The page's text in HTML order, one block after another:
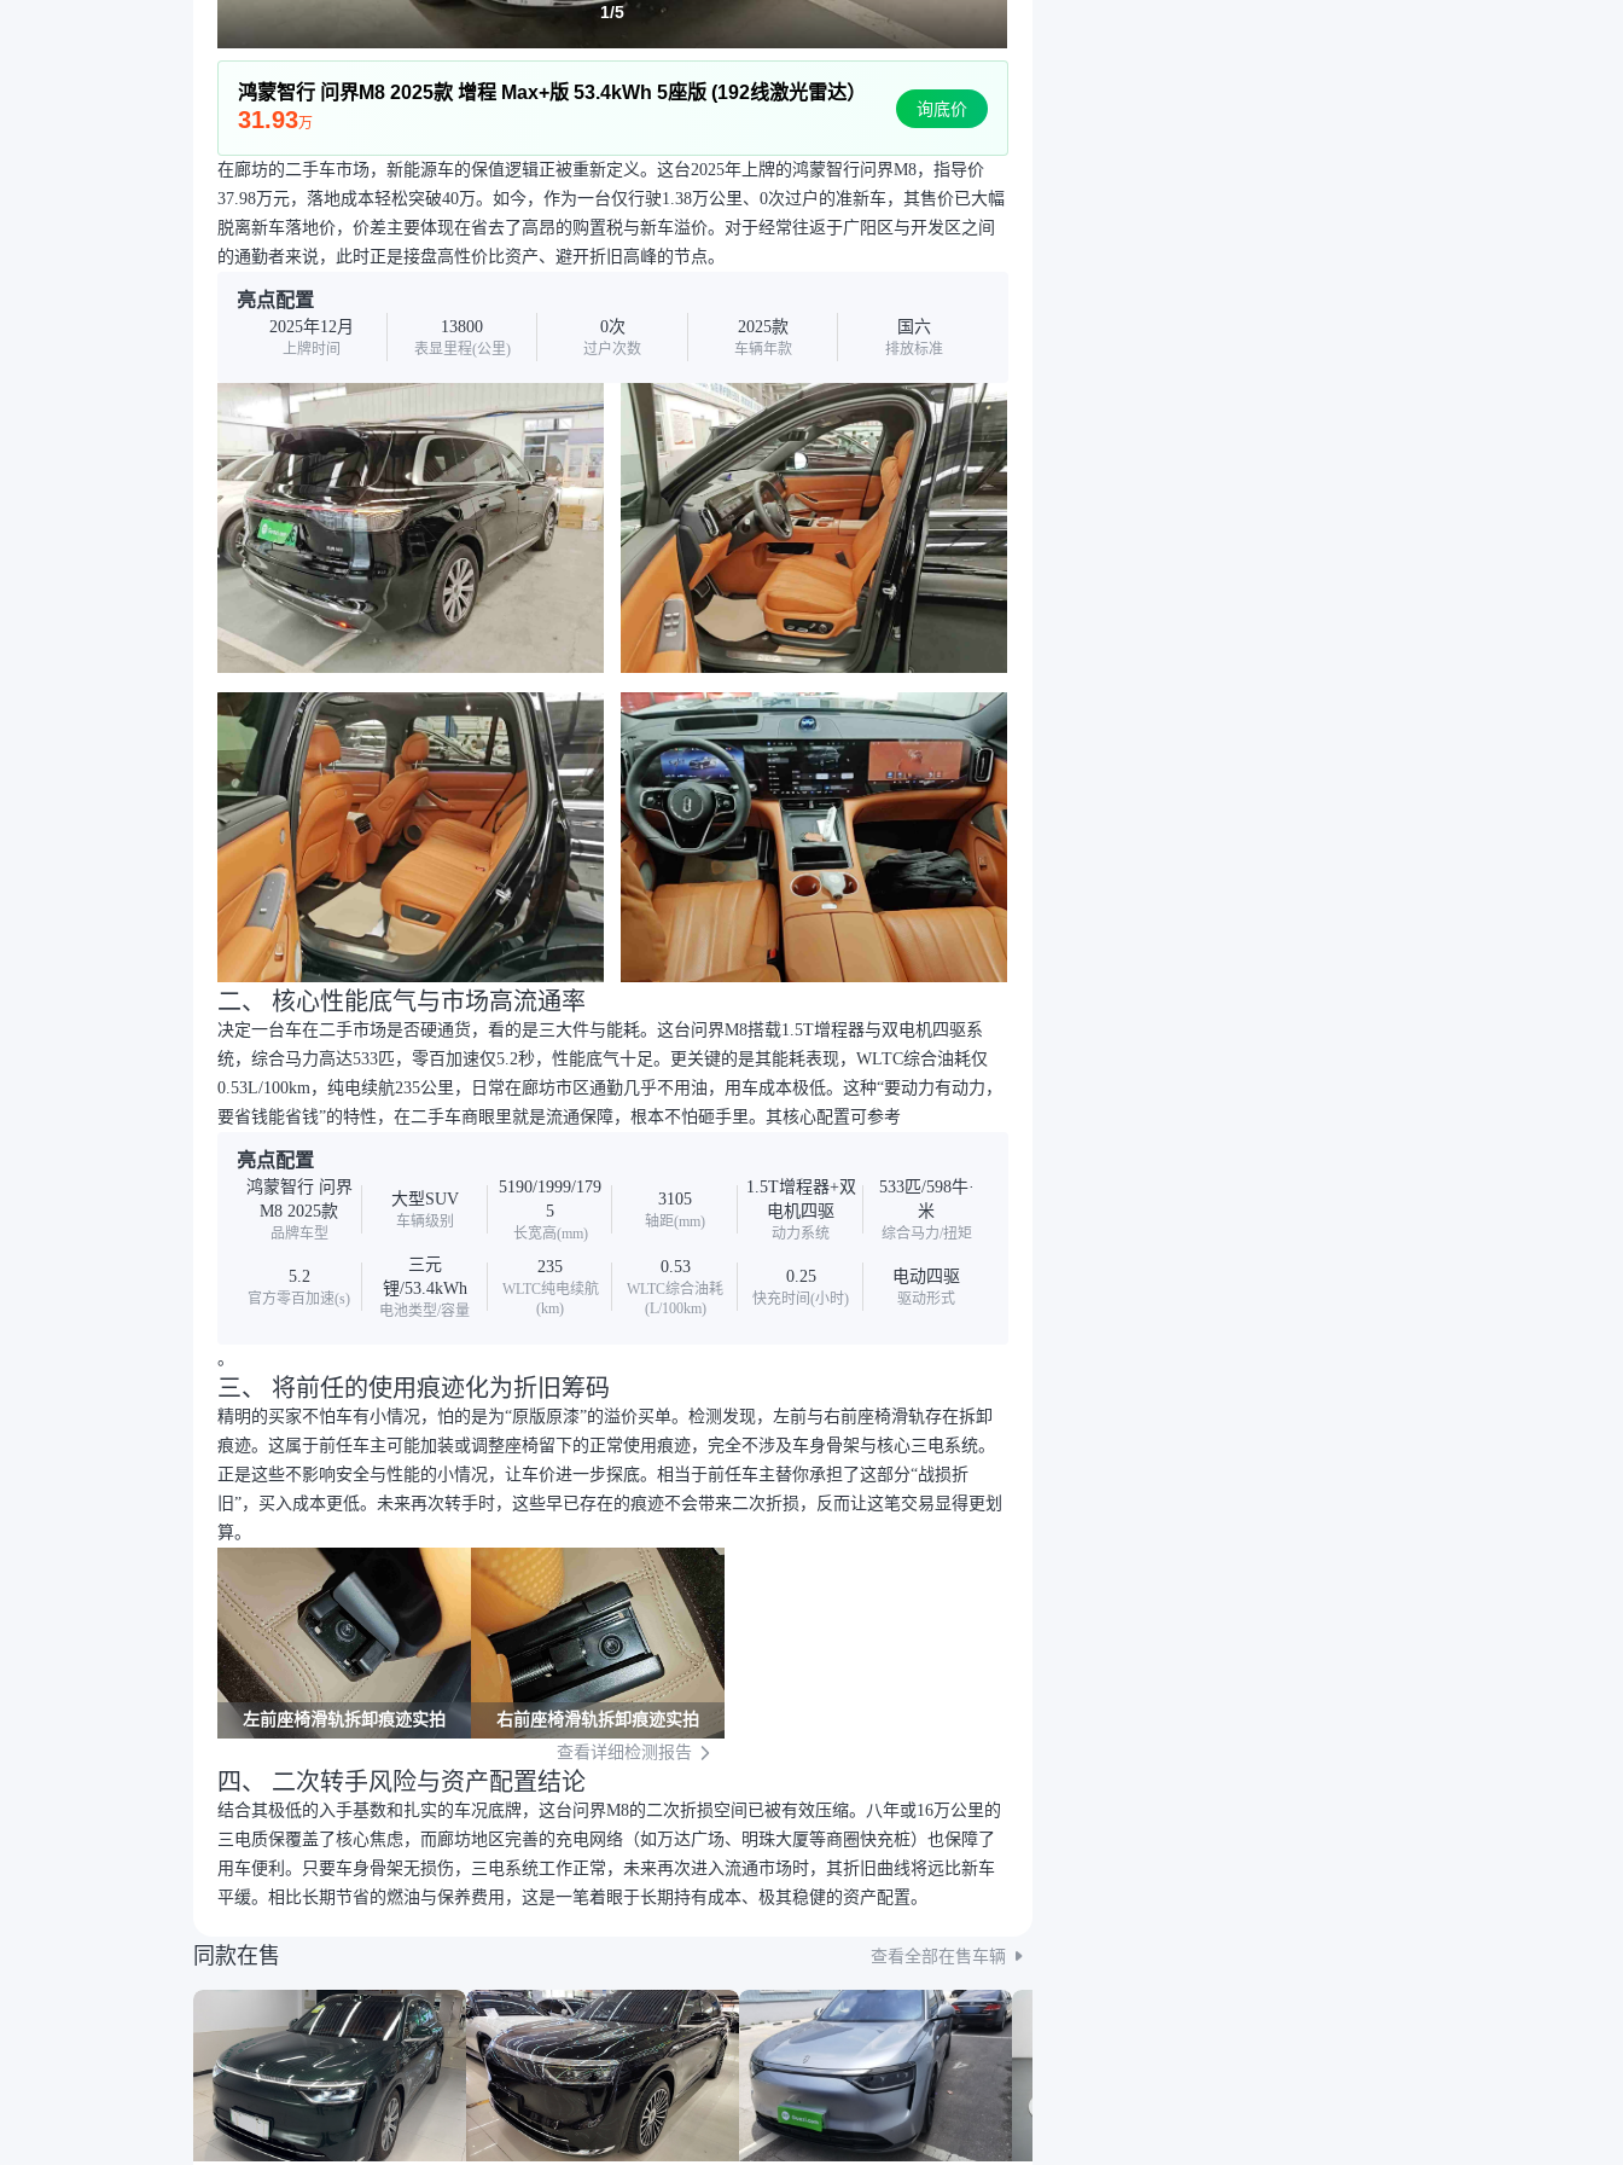
1/5
鸿蒙智行 问界M8 2025款 增程 Max+版 53.4kWh 5座版 (192线激光雷达）
31.93万
询底价
在廊坊的二手车市场，新能源车的保值逻辑正被重新定义。这台2025年上牌的鸿蒙智行问界M8，指导价
37.98万元，落地成本轻松突破40万。如今，作为一台仅行驶1.38万公里、0次过户的准新车，其售价已大幅
脱离新车落地价，价差主要体现在省去了高昂的购置税与新车溢价。对于经常往返于广阳区与开发区之间
的通勤者来说，此时正是接盘高性价比资产、避开折旧高峰的节点。
亮点配置
2025年12月
上牌时间
13800
表显里程(公里)
0次
过户次数
2025款
车辆年款
国六
排放标准
二、 核心性能底气与市场高流通率
决定一台车在二手市场是否硬通货，看的是三大件与能耗。这台问界M8搭载1.5T增程器与双电机四驱系
统，综合马力高达533匹，零百加速仅5.2秒，性能底气十足。更关键的是其能耗表现，WLTC综合油耗仅
0.53L/100km，纯电续航235公里，日常在廊坊市区通勤几乎不用油，用车成本极低。这种“要动力有动力，
要省钱能省钱”的特性，在二手车商眼里就是流通保障，根本不怕砸手里。其核心配置可参考
亮点配置
鸿蒙智行 问界
M8 2025款
品牌车型
大型SUV
车辆级别
5190/1999/179
5
长宽高(mm)
3105
轴距(mm)
1.5T增程器+双
电机四驱
动力系统
533匹/598牛·
米
综合马力/扭矩
5.2
官方零百加速(s)
三元
锂/53.4kWh
电池类型/容量
235
WLTC纯电续航
(km)
0.53
WLTC综合油耗
(L/100km)
0.25
快充时间(小时)
电动四驱
驱动形式
。
三、 将前任的使用痕迹化为折旧筹码
精明的买家不怕车有小情况，怕的是为“原版原漆”的溢价买单。检测发现，左前与右前座椅滑轨存在拆卸
痕迹。这属于前任车主可能加装或调整座椅留下的正常使用痕迹，完全不涉及车身骨架与核心三电系统。
正是这些不影响安全与性能的小情况，让车价进一步探底。相当于前任车主替你承担了这部分“战损折
旧”，买入成本更低。未来再次转手时，这些早已存在的痕迹不会带来二次折损，反而让这笔交易显得更划
算。
左前座椅滑轨拆卸痕迹实拍
右前座椅滑轨拆卸痕迹实拍
查看详细检测报告
四、 二次转手风险与资产配置结论
结合其极低的入手基数和扎实的车况底牌，这台问界M8的二次折损空间已被有效压缩。八年或16万公里的
三电质保覆盖了核心焦虑，而廊坊地区完善的充电网络（如万达广场、明珠大厦等商圈快充桩）也保障了
用车便利。只要车身骨架无损伤，三电系统工作正常，未来再次进入流通市场时，其折旧曲线将远比新车
平缓。相比长期节省的燃油与保养费用，这是一笔着眼于长期持有成本、极其稳健的资产配置。
同款在售 查看全部在售车辆